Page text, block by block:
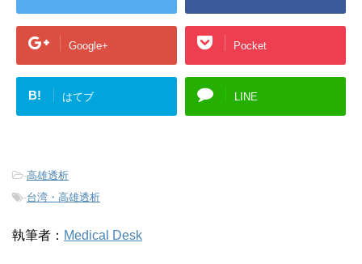
Google+ Pocket
B! はてブ LINE
-高雄透析
-台湾・高雄透析
執筆者： Medical Desk